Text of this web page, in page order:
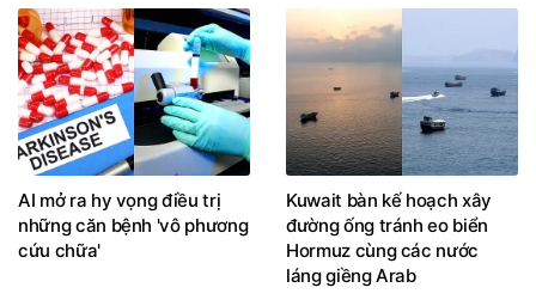
AI mở ra hy vọng điều trị
những căn bệnh 'vô phương
cứu chữa'
Kuwait bàn kế hoạch xây
đường ống tránh eo biển
Hormuz cùng các nước
láng giềng Arab